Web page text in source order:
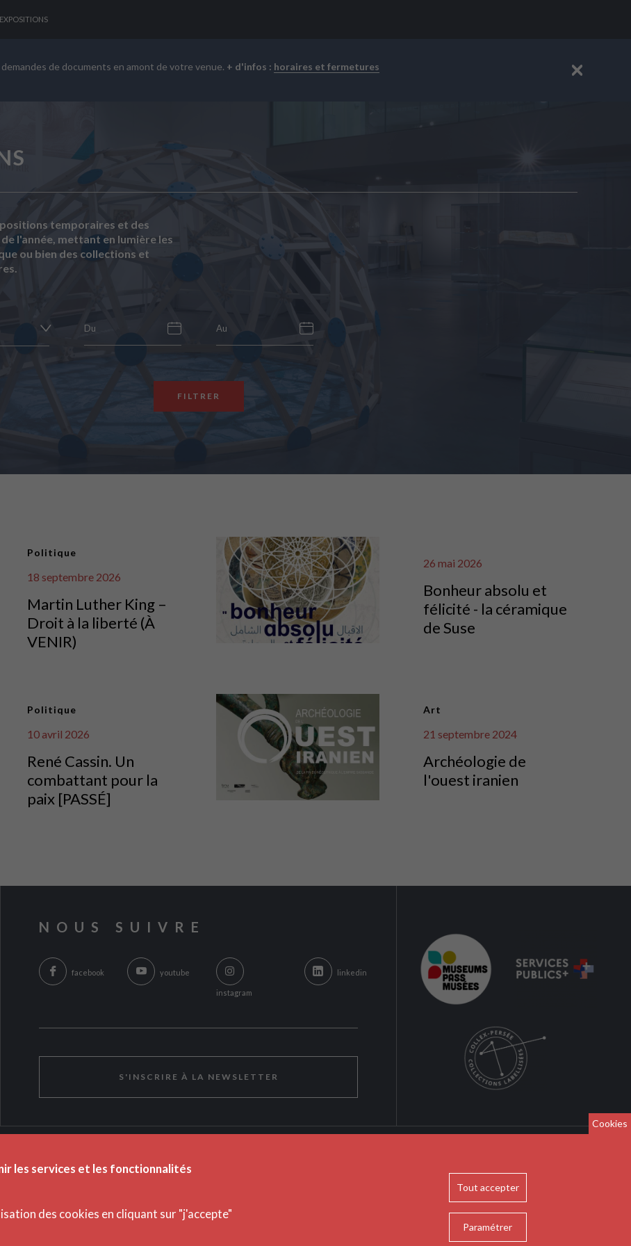
de documents en amont de votre venue. + d'infos : horaires et fermetures
Fermer
temporaires et des
l'année, mettant en lumière les
ou bien des collections et
FILTRER
Politique
18 septembre 2026
Martin Luther King –
Droit à la liberté (À
VENIR)
26 mai 2026
Bonheur absolu et
félicité - la céramique
de Suse
Politique
10 avril 2026
René Cassin. Un
combattant pour la
paix [PASSÉ]
Art
21 septembre 2024
Archéologie de
l'ouest iranien
NOUS SUIVRE
facebook youtube
instagram
linkedin
S'INSCRIRE À LA NEWSLETTER
Cookies
les services et les fonctionnalités
des cookies en cliquant sur "j'accepte"
Tout accepter
Paramétrer